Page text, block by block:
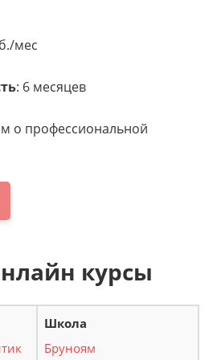
мес
: 6 месяцев
о профессиональной
курсы
Бруноям